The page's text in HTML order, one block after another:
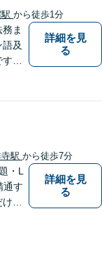
なりから徒歩1分
ま
及
。
詳細を見
る
駅 から徒歩7分
・L
通す
で
詳細を見
る